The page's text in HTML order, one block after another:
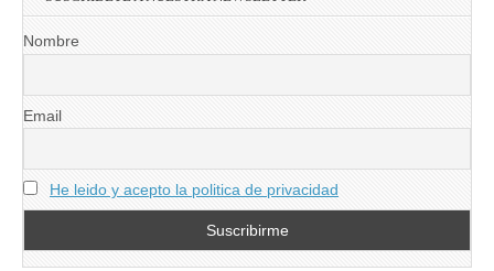
Nombre
Email
He leido y acepto la politica de privacidad